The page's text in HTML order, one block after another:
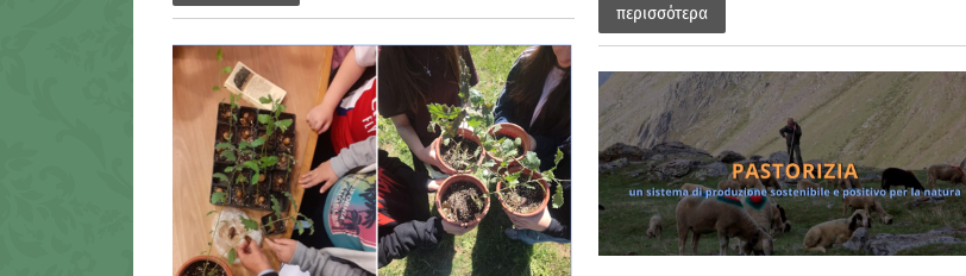
περισσότερα